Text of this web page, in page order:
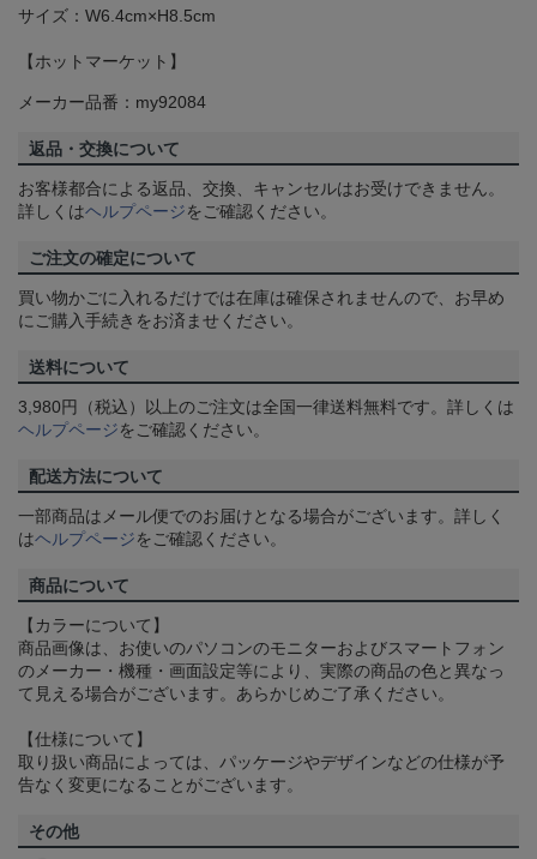
サイズ：W6.4cm×H8.5cm
【ホットマーケット】
メーカー品番：my92084
返品・交換について
お客様都合による返品、交換、キャンセルはお受けできません。
詳しくはヘルプページをご確認ください。
ご注文の確定について
買い物かごに入れるだけでは在庫は確保されませんので、お早め
にご購入手続きをお済ませください。
送料について
3,980円（税込）以上のご注文は全国一律送料無料です。詳しくは
ヘルプページをご確認ください。
配送方法について
一部商品はメール便でのお届けとなる場合がございます。詳しく
はヘルプページをご確認ください。
商品について
【カラーについて】
商品画像は、お使いのパソコンのモニターおよびスマートフォン
のメーカー・機種・画面設定等により、実際の商品の色と異なっ
て見える場合がございます。あらかじめご了承ください。
【仕様について】
取り扱い商品によっては、パッケージやデザインなどの仕様が予
告なく変更になることがございます。
その他